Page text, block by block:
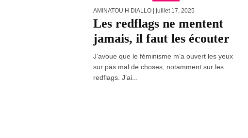
AMINATOU H DIALLO | juillet 17, 2025
Les redflags ne mentent
jamais, il faut les écouter
J’avoue que le féminisme m’a ouvert les yeux
sur pas mal de choses, notamment sur les
redflags. J’ai...